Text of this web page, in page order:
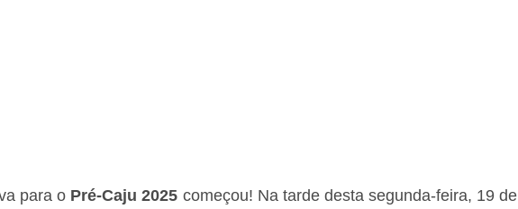
para o Pré-Caju 2025 começou! Na tarde desta segunda-feira, 19 de